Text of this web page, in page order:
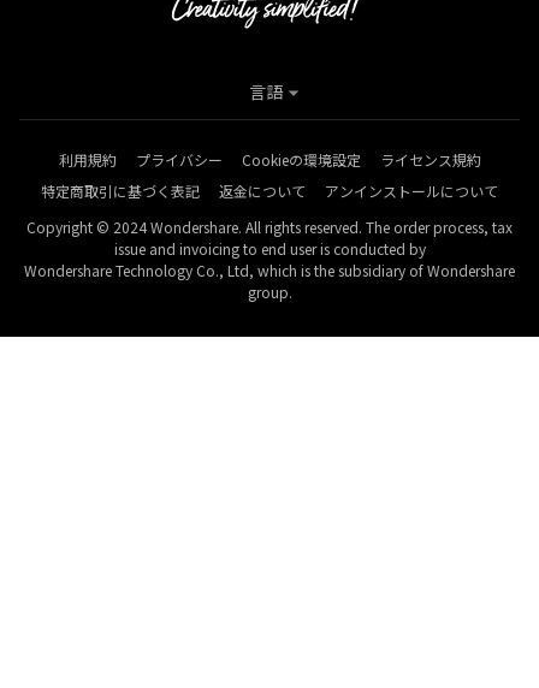
利用規約 プライバシー Cookieの環境設定
ライセンス規約
特定商取引に基づく表記
返金について
アンインストールについて
Copyright © 2024 Wondershare. All rights reserved. The order process, tax
issue and invoicing to end user is conducted by
Wondershare Technology Co., Ltd, which is the subsidiary of Wondershare
group.
言語